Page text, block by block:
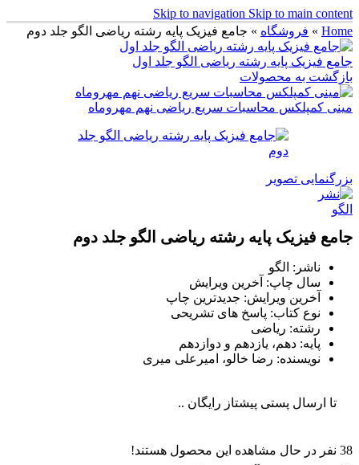
Skip to navigation Skip to main content
Home
» فروشگاه » جامع فیزیک پایه رشته ریاضی الگو جلد دوم
جامع فیزیک پایه رشته ریاضی الگو جلد اول
بازگشت به محصولات
مینی کمپلکس محاسبات سریع ریاضی نهم مهروماه
بزرگنمایی تصویر
جامع فیزیک پایه رشته ریاضی الگو جلد دوم
ناشر: الگو
سال چاپ: آخرین ویرایش
آخرین ویرایش: جدیدترین چاپ
نوع کتاب: پاسخ های تشریحی
رشته: ریاضی
پایه: دهم، یازدهم و دوازدهم
نویسنده: رضا خالو، امیرعلی میری
تا ارسال پستی پیشتاز رایگان ..
38 نفر در حال مشاهده این محصول هستند!